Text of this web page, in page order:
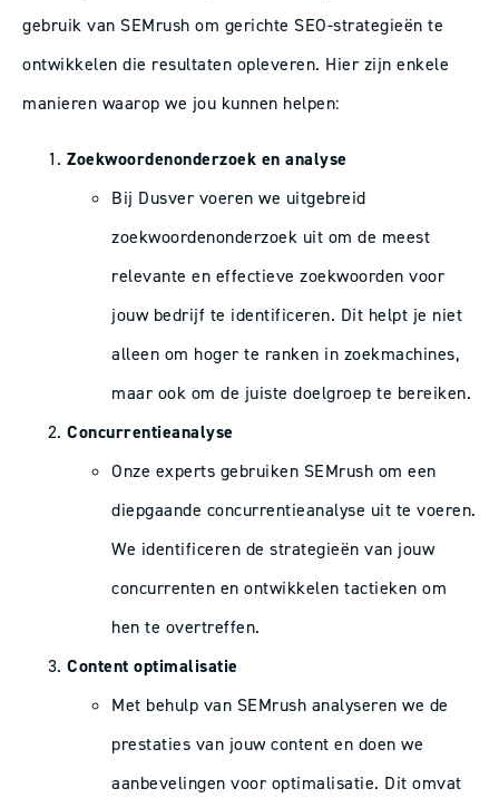
gebruik van SEMrush om gerichte SEO-strategieën te
ontwikkelen die resultaten opleveren. Hier zijn enkele
manieren waarop we jou kunnen helpen:
Zoekwoordenonderzoek en analyse
Bij Dusver voeren we uitgebreid
zoekwoordenonderzoek uit om de meest
relevante en effectieve zoekwoorden voor
jouw bedrijf te identificeren. Dit helpt je niet
alleen om hoger te ranken in zoekmachines,
maar ook om de juiste doelgroep te bereiken.
Concurrentieanalyse
Onze experts gebruiken SEMrush om een
diepgaande concurrentieanalyse uit te voeren.
We identificeren de strategieën van jouw
concurrenten en ontwikkelen tactieken om
hen te overtreffen.
Content optimalisatie
Met behulp van SEMrush analyseren we de
prestaties van jouw content en doen we
aanbevelingen voor optimalisatie. Dit omvat